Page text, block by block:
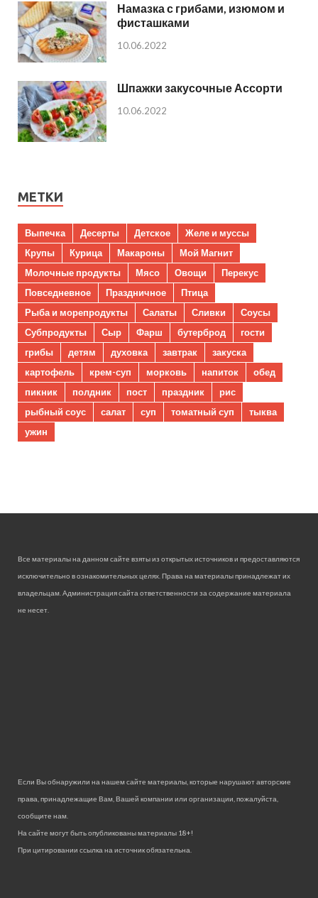
Намазка с грибами, изюмом и
фисташками
10.06.2022
Шпажки закусочные Ассорти
10.06.2022
МЕТКИ
Выпечка Десерты Детское
Желе и муссы
Крупы
Курица Макароны
Мой Магнит
Молочные продукты
Мясо Овощи
Перекус
Повседневное
Праздничное
Птица
Рыба и морепродукты
Салаты Сливки
Соусы
Субпродукты
Сыр Фарш бутерброд
гости
грибы
детям духовка завтрак
закуска
картофель
крем-суп морковь напиток
обед
пикник
полдник пост праздник
рис
рыбный соус
салат суп томатный суп
тыква
ужин
Все материалы на данном сайте взяты из открытых источников и предоставляются
исключительно в ознакомительных целях. Права на материалы принадлежат их
владельцам. Администрация сайта ответственности за содержание материала
не несет.
Если Вы обнаружили на нашем сайте материалы, которые нарушают авторские
права, принадлежащие Вам, Вашей компании или организации, пожалуйста,
сообщите нам.
На сайте могут быть опубликованы материалы 18+!
При цитировании ссылка на источник обязательна.